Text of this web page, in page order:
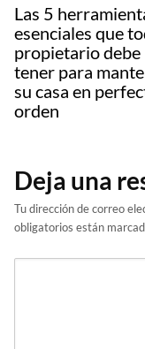
Las 5
esenciales que
propietario debe
tener para
su casa en
orden
Deja una
Tu dirección de correo
obligatorios están